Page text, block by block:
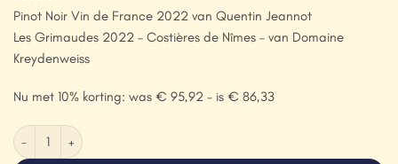
Pinot Noir Vin de France 2022 van Quentin Jeannot
Les Grimaudes 2022 – Costières de Nîmes – van Domaine
Kreydenweiss
Nu met 10% korting: was € 95,92 – is € 86,33
Frans kwintet in een houten geschenkkist aantal